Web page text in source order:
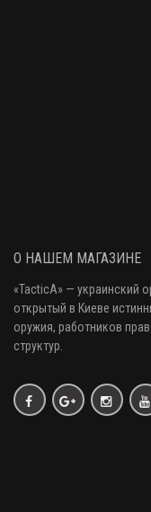
О НАШЕМ МАГАЗИНЕ
«TacticA» — украинский
открытый в Киеве
оружия, работников
структур.